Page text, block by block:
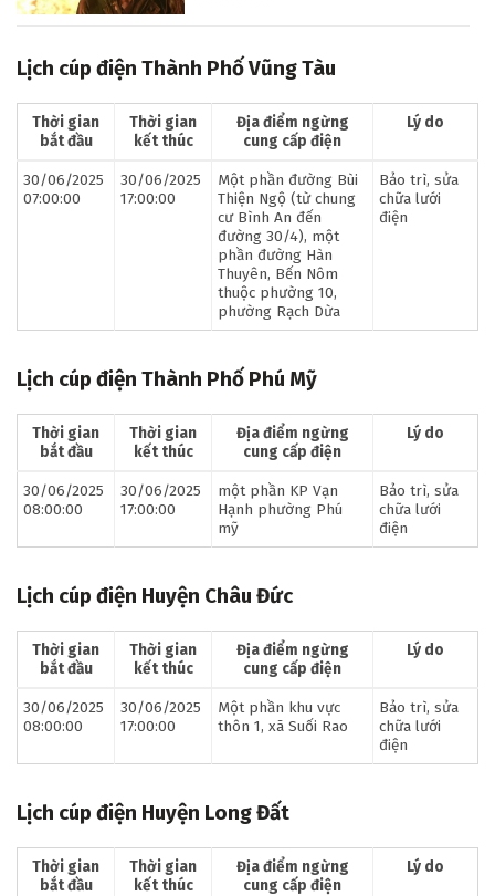
Lịch cúp điện Thành Phố Vũng Tàu
Thời gian
bắt đầu
Thời gian
kết thúc
Địa điểm ngừng
cung cấp điện
Lý do
30/06/2025
07:00:00
30/06/2025
17:00:00
Một phần đường Bùi
Thiện Ngộ (từ chung
cư Bình An đến
đường 30/4), một
phần đường Hàn
Thuyên, Bến Nôm
thuộc phường 10,
phường Rạch Dừa
Bảo trì, sửa
chữa lưới
điện
Lịch cúp điện Thành Phố Phú Mỹ
Thời gian
bắt đầu
Thời gian
kết thúc
Địa điểm ngừng
cung cấp điện
Lý do
30/06/2025
08:00:00
30/06/2025
17:00:00
một phần KP Vạn
Hạnh phường Phú
mỹ
Bảo trì, sửa
chữa lưới
điện
Lịch cúp điện Huyện Châu Đức
Thời gian
bắt đầu
Thời gian
kết thúc
Địa điểm ngừng
cung cấp điện
Lý do
30/06/2025
08:00:00
30/06/2025
17:00:00
Một phần khu vực
thôn 1, xã Suối Rao
Bảo trì, sửa
chữa lưới
điện
Lịch cúp điện Huyện Long Đất
Thời gian
bắt đầu
Thời gian
kết thúc
Địa điểm ngừng
cung cấp điện
Lý do